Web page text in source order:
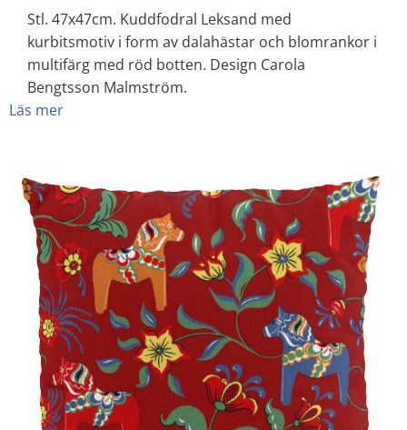
Stl. 47x47cm. Kuddfodral Leksand med
kurbitsmotiv i form av dalahästar och blomrankor i
multifärg med röd botten. Design Carola
Bengtsson Malmström.
Läs mer